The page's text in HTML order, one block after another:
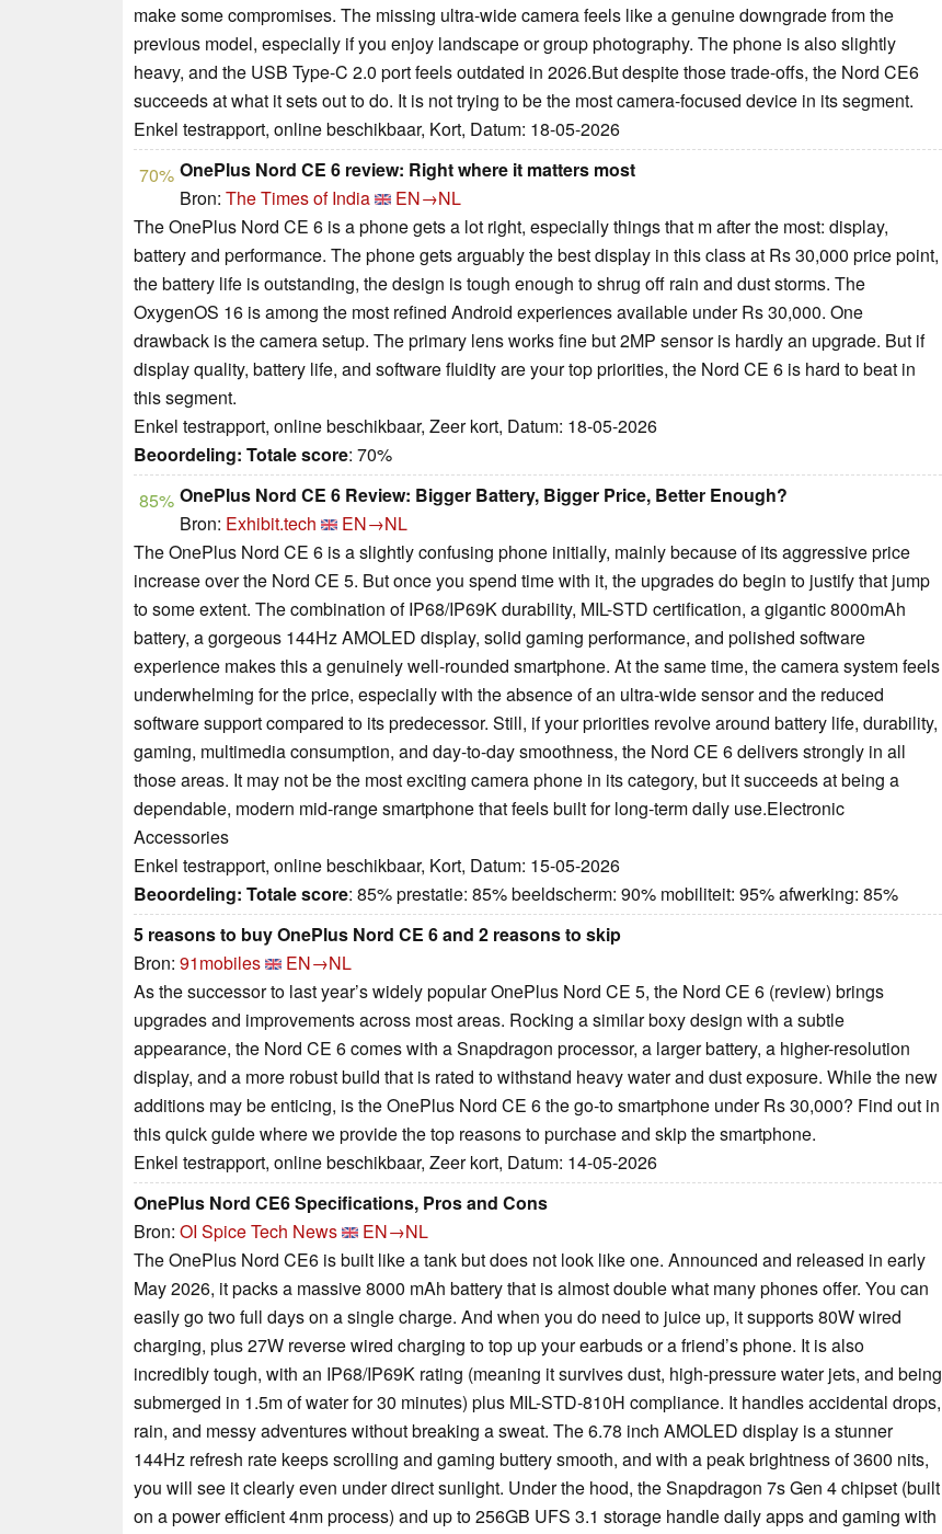
make some compromises. The missing ultra-wide camera feels like a genuine downgrade from the
previous model, especially if you enjoy landscape or group photography. The phone is also slightly
heavy, and the USB Type-C 2.0 port feels outdated in 2026.But despite those trade-offs, the Nord CE6
succeeds at what it sets out to do. It is not trying to be the most camera-focused device in its segment.
Enkel testrapport, online beschikbaar, Kort, Datum: 18-05-2026
70% OnePlus Nord CE 6 review: Right where it matters most
Bron: The Times of India
EN→NL
The OnePlus Nord CE 6 is a phone gets a lot right, especially things that m after the most: display,
battery and performance. The phone gets arguably the best display in this class at Rs 30,000 price point,
the battery life is outstanding, the design is tough enough to shrug off rain and dust storms. The
OxygenOS 16 is among the most refined Android experiences available under Rs 30,000. One
drawback is the camera setup. The primary lens works fine but 2MP sensor is hardly an upgrade. But if
display quality, battery life, and software fluidity are your top priorities, the Nord CE 6 is hard to beat in
this segment.
Enkel testrapport, online beschikbaar, Zeer kort, Datum: 18-05-2026
Beoordeling: Totale score: 70%
85% OnePlus Nord CE 6 Review: Bigger Battery, Bigger Price, Better Enough?
Bron: Exhibit.tech
EN→NL
The OnePlus Nord CE 6 is a slightly confusing phone initially, mainly because of its aggressive price
increase over the Nord CE 5. But once you spend time with it, the upgrades do begin to justify that jump
to some extent. The combination of IP68/IP69K durability, MIL-STD certification, a gigantic 8000mAh
battery, a gorgeous 144Hz AMOLED display, solid gaming performance, and polished software
experience makes this a genuinely well-rounded smartphone. At the same time, the camera system feels
underwhelming for the price, especially with the absence of an ultra-wide sensor and the reduced
software support compared to its predecessor. Still, if your priorities revolve around battery life, durability,
gaming, multimedia consumption, and day-to-day smoothness, the Nord CE 6 delivers strongly in all
those areas. It may not be the most exciting camera phone in its category, but it succeeds at being a
dependable, modern mid-range smartphone that feels built for long-term daily use.Electronic
Accessories
Enkel testrapport, online beschikbaar, Kort, Datum: 15-05-2026
Beoordeling: Totale score: 85% prestatie: 85% beeldscherm: 90% mobiliteit: 95% afwerking: 85%
5 reasons to buy OnePlus Nord CE 6 and 2 reasons to skip
Bron: 91mobiles
EN→NL
As the successor to last year’s widely popular OnePlus Nord CE 5, the Nord CE 6 (review) brings
upgrades and improvements across most areas. Rocking a similar boxy design with a subtle
appearance, the Nord CE 6 comes with a Snapdragon processor, a larger battery, a higher-resolution
display, and a more robust build that is rated to withstand heavy water and dust exposure. While the new
additions may be enticing, is the OnePlus Nord CE 6 the go-to smartphone under Rs 30,000? Find out in
this quick guide where we provide the top reasons to purchase and skip the smartphone.
Enkel testrapport, online beschikbaar, Zeer kort, Datum: 14-05-2026
OnePlus Nord CE6 Specifications, Pros and Cons
Bron: OI Spice Tech News
EN→NL
The OnePlus Nord CE6 is built like a tank but does not look like one. Announced and released in early
May 2026, it packs a massive 8000 mAh battery that is almost double what many phones offer. You can
easily go two full days on a single charge. And when you do need to juice up, it supports 80W wired
charging, plus 27W reverse wired charging to top up your earbuds or a friend’s phone. It is also
incredibly tough, with an IP68/IP69K rating (meaning it survives dust, high-pressure water jets, and being
submerged in 1.5m of water for 30 minutes) plus MIL-STD-810H compliance. It handles accidental drops,
rain, and messy adventures without breaking a sweat. The 6.78 inch AMOLED display is a stunner
144Hz refresh rate keeps scrolling and gaming buttery smooth, and with a peak brightness of 3600 nits,
you will see it clearly even under direct sunlight. Under the hood, the Snapdragon 7s Gen 4 chipset (built
on a power efficient 4nm process) and up to 256GB UFS 3.1 storage handle daily apps and gaming with